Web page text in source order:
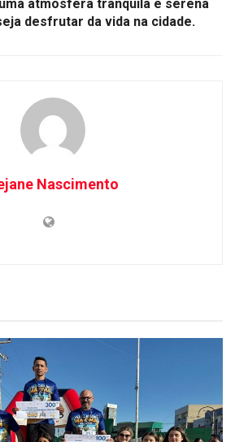
atmosfera tranquila e serena
desfrutar da vida na cidade.
Nascimento